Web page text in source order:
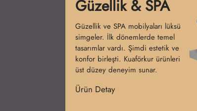
Bankolar salonun ilk izlenimini
belirler. İlk başlarda sade tezgahlar
kullanılmıştır. Günümüzde işlevsel
ve şık tasarımlar hâkimdir.
Kuaförkur bankoları prestij
kazandırır.
Ürün Detay